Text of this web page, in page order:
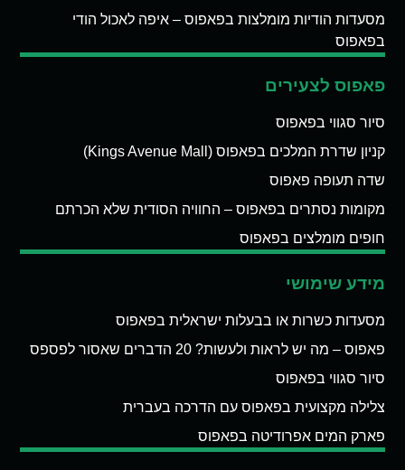
מסעדות הודיות מומלצות בפאפוס – איפה לאכול הודי
בפאפוס
פאפוס לצעירים
סיור סגווי בפאפוס
קניון שדרת המלכים בפאפוס (Kings Avenue Mall)
שדה תעופה פאפוס
מקומות נסתרים בפאפוס – החוויה הסודית שלא הכרתם
חופים מומלצים בפאפוס
מידע שימושי
מסעדות כשרות או בבעלות ישראלית בפאפוס
פאפוס – מה יש לראות ולעשות? 20 הדברים שאסור לפספס
סיור סגווי בפאפוס
צלילה מקצועית בפאפוס עם הדרכה בעברית
פארק המים אפרודיטה בפאפוס